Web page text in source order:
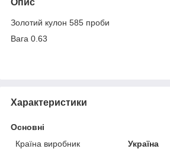
Золотий кулон 585 проби
Вага 0.63
Характеристики
Основні
Країна виробник
Україна